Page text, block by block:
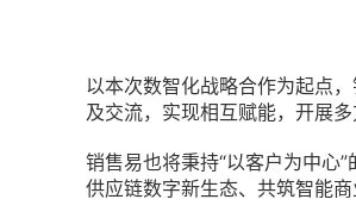
以本次数智化战略合作为起点
及交流，实现相互赋能，开展多
销售易也将秉持“以客户为中心
供应链数字新生态、共筑智能商